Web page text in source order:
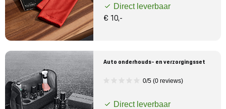
Direct leverbaar
€ 10,-
Auto onderhouds- en verzorgingsset
0/5 (0 reviews)
Direct leverbaar